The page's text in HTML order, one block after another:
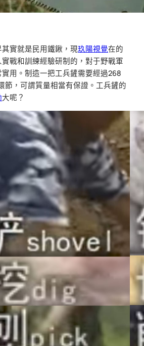
實就是民用鐵鍬，現玖陽視覺在的
戰和訓練經驗研制的，對于野戰軍
實用。制造一把工兵鏟需要經過268
節，可謂質量相當有保證。工兵鏟的
大呢？